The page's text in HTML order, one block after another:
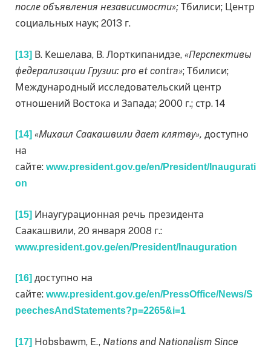
после объявления независимости»; Тбилиси; Центр
социальных наук; 2013 г.
[13] В. Кешелава, В. Лорткипанидзе, «Перспективы
федерализации Грузии: pro et contra»; Тбилиси;
Международный исследовательский центр
отношений Востока и Запада; 2000 г.; стр. 14
[14] «Михаил Саакашвили дает клятву», доступно
на
сайте: www.president.gov.ge/en/President/Inaugurati
on
[15] Инаугурационная речь президента
Саакашвили, 20 января 2008 г.:
www.president.gov.ge/en/President/Inauguration
[16] доступно на
сайте: www.president.gov.ge/en/PressOffice/News/S
peechesAndStatements?p=2265&i=1
[17] Hobsbawm, E., Nations and Nationalism Since